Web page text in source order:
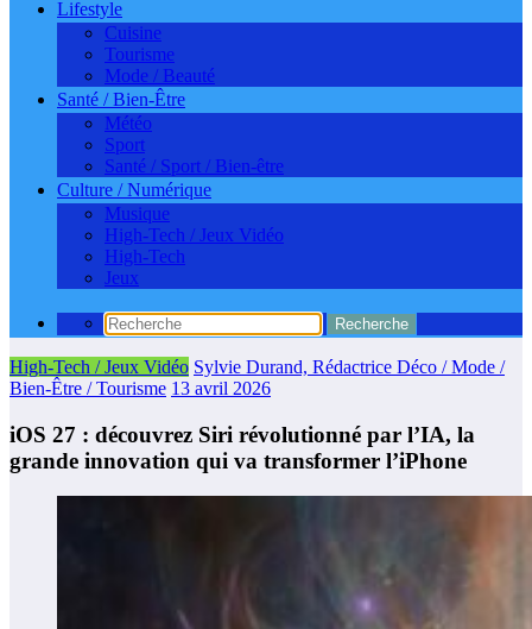
Lifestyle
Cuisine
Tourisme
Mode / Beauté
Santé / Bien-Être
Météo
Sport
Santé / Sport / Bien-être
Culture / Numérique
Musique
High-Tech / Jeux Vidéo
High-Tech
Jeux
High-Tech / Jeux Vidéo Sylvie Durand, Rédactrice Déco / Mode /
Bien-Être / Tourisme 13 avril 2026
iOS 27 : découvrez Siri révolutionné par l’IA, la
grande innovation qui va transformer l’iPhone